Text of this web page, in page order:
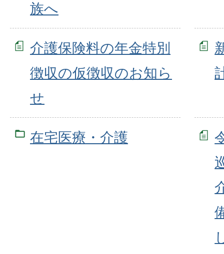
族へ
介護保険料の年金特別
徴収の仮徴収のお知ら
せ
在宅医療・介護